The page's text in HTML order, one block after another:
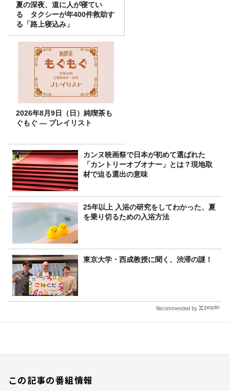
夏の深夜、道に人が寝てい
る タクシーが年400件救助す
る「路上寝込み」
2026年8月9日（日）純喫茶も
ぐもぐ ― プレイリスト
カンヌ映画祭で日本が初めて選ばれた
「カントリーオブオナー」とは？現地取
材で迫る選出の意味
25年以上 入浴の研究をしてわかった、夏
を乗り切るための入浴方法
東京大学・西成教授に聞く、渋滞の謎！
Recommended by
この記事の番組情報